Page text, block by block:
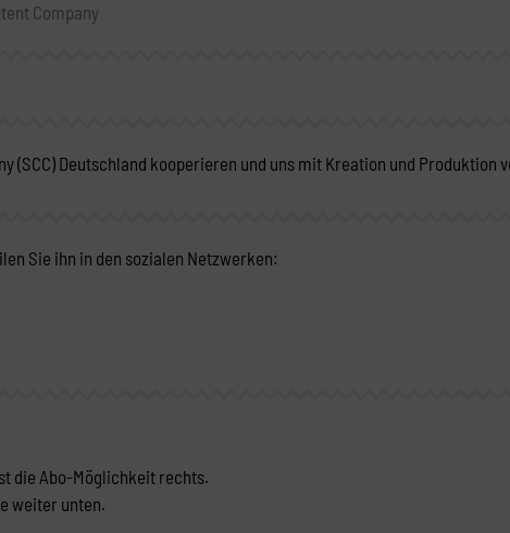
Company
(SCC) Deutschland kooperieren und uns mit Kreation und Produktion
Sie ihn in den sozialen Netzwerken:
die Abo-Möglichkeit rechts.
weiter unten.